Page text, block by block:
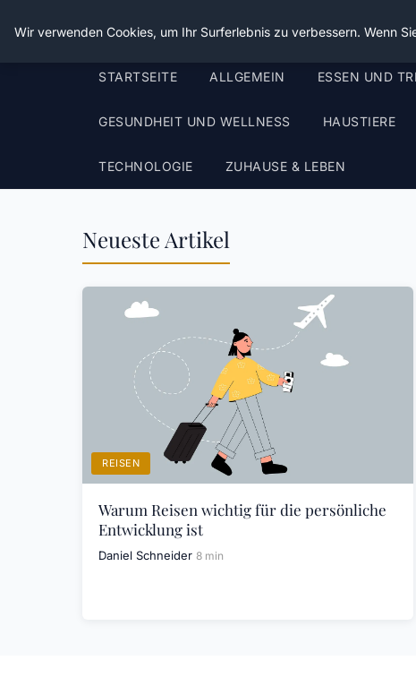
Die Schnitter
STARTSEITE ALLGEMEIN ESSEN UND
GESUNDHEIT UND WELLNESS HAUSTIERE
TECHNOLOGIE ZUHAUSE & LEBEN
Neueste Artikel
REISEN
Warum Reisen wichtig für die persönliche
Entwicklung ist
Daniel Schneider 8 min
Wir verwenden Cookies, um Ihr Surferlebnis zu verbessern. Wenn